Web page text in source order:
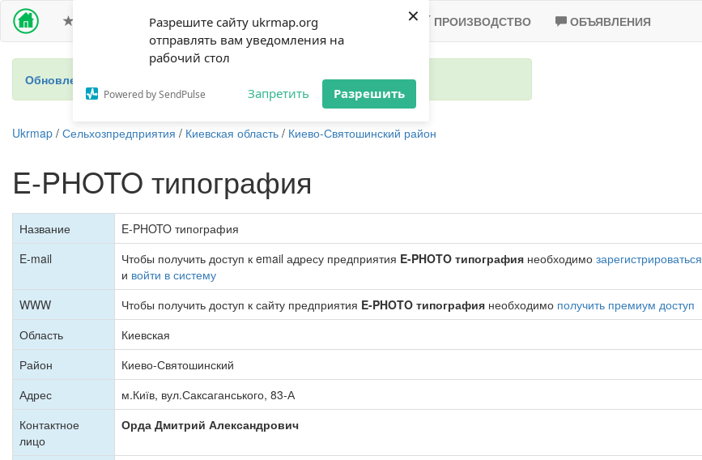
Разрешите сайту ukrmap.org
отправлять вам уведомления на
рабочий стол
Powered by SendPulse Запретить Разрешить
×
ПРЕМИУМ ДОСТУП СЕЛЬХОЗПРЕДПРИЯТИЯ-2020 ПРОИЗВОДСТВО ОБЪЯВЛЕНИЯ
Обновление 2024 - новый справочник фермеров Украины
Ukrmap / Сельхозпредприятия / Киевская область / Киево-Святошинский район
E-PHOTO типография
Название
E-PHOTO типография
E-mail
Чтобы получить доступ к email адресу предприятия E-PHOTO типография необходимо зарегистрироваться
и войти в систему
WWW
Чтобы получить доступ к сайту предприятия E-PHOTO типография необходимо получить премиум доступ
Область
Киевская
Район
Киево-Святошинский
Адрес
м.Київ, вул.Саксаганського, 83-А
Контактное
лицо
Орда Дмитрий Александрович